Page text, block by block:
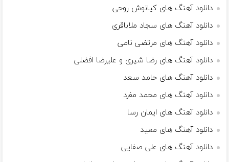
دانلود آهنگ های کیانوش روحی
دانلود آهنگ های سجاد ملاباقری
دانلود آهنگ های مرتضی نامی
دانلود آهنگ های رضا شیری و علیرضا افضلی
دانلود آهنگ های حامد سعد
دانلود آهنگ های محمد مفرد
دانلود آهنگ های ایمان رسا
دانلود آهنگ های معید
دانلود آهنگ های علی صفایی